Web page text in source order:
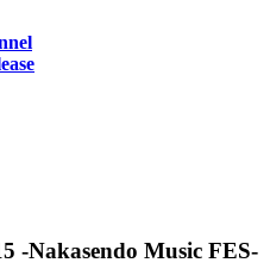
-Nakasendo Music FES-